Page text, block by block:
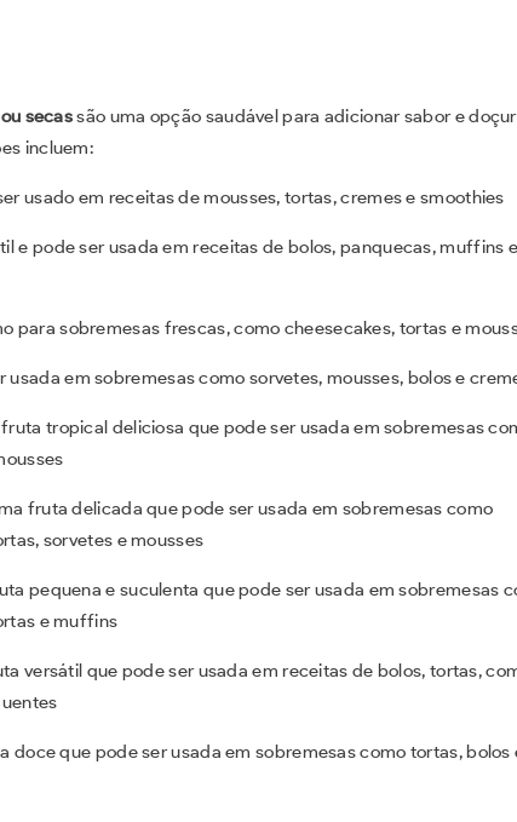
secassão uma opção saudável para adicionar sabor e
incluem:
usado em receitas de mousses, tortas, cremes e smoothies
e pode ser usada em receitas de bolos, panquecas, muffins e
para sobremesas frescas, como cheesecakes, tortas e
usada em sobremesas como sorvetes, mousses, bolos e
tropical deliciosa que pode ser usada em sobremesas
fruta delicada que pode ser usada em sobremesas como
sorvetes e mousses
pequena e suculenta que pode ser usada em sobremesas
e muffins
versátil que pode ser usada em receitas de bolos, tortas,
doce que pode ser usada em sobremesas como tortas, bolos